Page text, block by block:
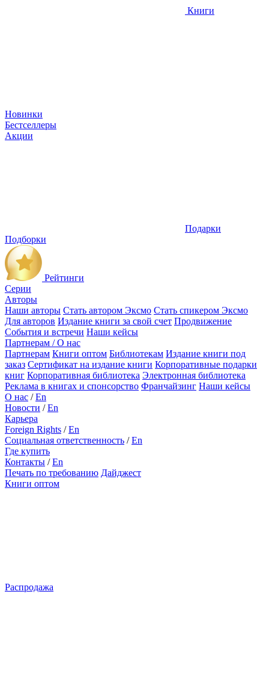
Книги
Новинки
Бестселлеры
Акции
Подарки
Подборки
Рейтинги
Серии
Авторы
Наши авторы Стать автором Эксмо Стать спикером Эксмо
Для авторов Издание книги за свой счет Продвижение
События и встречи Наши кейсы
Партнерам / О нас
Партнерам Книги оптом Библиотекам Издание книги под
заказ Сертификат на издание книги Корпоративные подарки
книг Корпоративная библиотека Электронная библиотека
Реклама в книгах и спонсорство Франчайзинг Наши кейсы
О нас /En
Новости /En
Карьера
Foreign Rights /En
Социальная ответственность /En
Где купить
Контакты /En
Печать по требованию Дайджест
Книги оптом
Распродажа